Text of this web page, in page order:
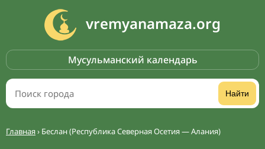
vremyanamaza.org
Мусульманский календарь
Найти
Главная› Беслан (Республика Северная Осетия — Алания)